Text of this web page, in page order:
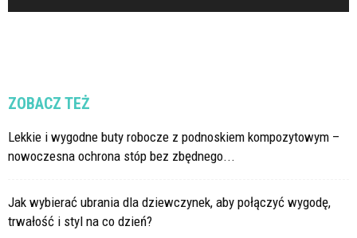
ZOBACZ TEŻ
Lekkie i wygodne buty robocze z podnoskiem kompozytowym –
nowoczesna ochrona stóp bez zbędnego...
Jak wybierać ubrania dla dziewczynek, aby połączyć wygodę,
trwałość i styl na co dzień?